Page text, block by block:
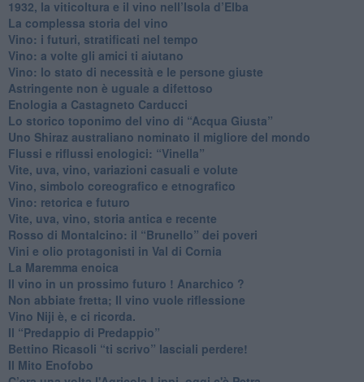
​1932, la viticoltura e il vino nell’Isola d’Elba
​La complessa storia del vino
​Vino: i futuri, stratificati nel tempo
Vino: a volte gli amici ti aiutano
Vino: lo stato di necessità e le persone giuste
​Astringente non è uguale a difettoso
Enologia a Castagneto Carducci
Lo storico toponimo del vino di “Acqua Giusta”
Uno Shiraz australiano nominato il migliore del mondo
​Flussi e riflussi enologici: “Vinella”
Vite, uva, vino, variazioni casuali e volute
Vino, simbolo coreografico e etnografico
​Vino: retorica e futuro
​Vite, uva, vino, storia antica e recente
​Rosso di Montalcino: il “Brunello” dei poveri
Vini e olio protagonisti in Val di Cornia
​La Maremma enoica
Il vino in un prossimo futuro ! Anarchico ?
​Non abbiate fretta; Il vino vuole riflessione
​Vino Niji è, e ci ricorda.
Il “Predappio di Predappio”
Bettino Ricasoli “ti scrivo” lasciali perdere!
Il Mito Enofobo